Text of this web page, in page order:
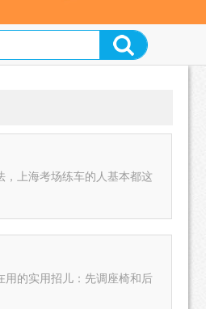
上海考场练车的人基本都这
用的实用招儿：先调座椅和后